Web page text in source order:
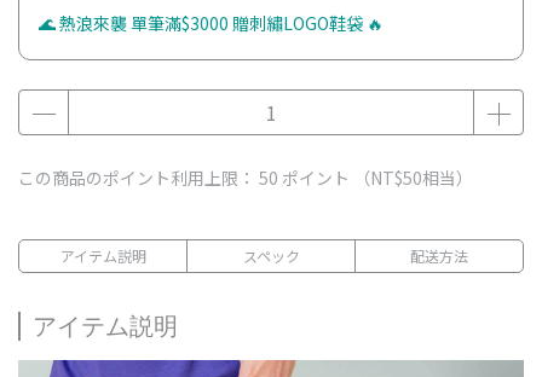
🌊 熱浪來襲 單筆滿$3000 贈刺繡LOGO鞋袋 🔥
この商品のポイント利用上限： 50 ポイント （NT$50相当）
アイテム説明 スペック 配送方法
アイテム説明